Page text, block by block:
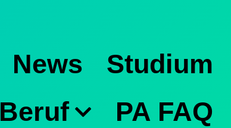
News
Studium
Beruf
PA FAQ